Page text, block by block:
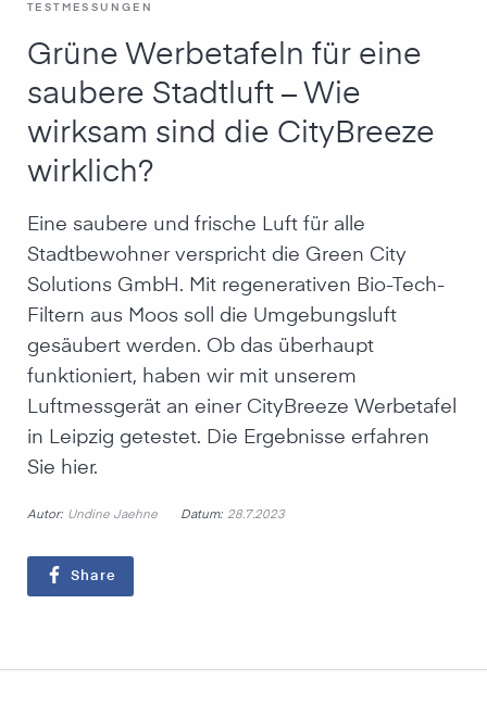
TESTMESSUNGEN
Grüne Werbetafeln für eine
saubere Stadtluft – Wie
wirksam sind die CityBreeze
wirklich?
Eine saubere und frische Luft für alle
Stadtbewohner verspricht die Green City
Solutions GmbH. Mit regenerativen Bio-Tech-
Filtern aus Moos soll die Umgebungsluft
gesäubert werden. Ob das überhaupt
funktioniert, haben wir mit unserem
Luftmessgerät an einer CityBreeze Werbetafel
in Leipzig getestet. Die Ergebnisse erfahren
Sie hier.
Autor: Undine Jaehne Datum: 28.7.2023
Share